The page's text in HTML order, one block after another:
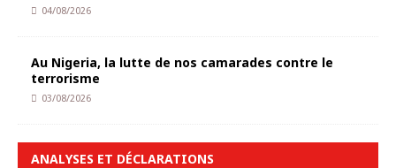
04/08/2026
Au Nigeria, la lutte de nos camarades contre le
terrorisme
03/08/2026
ANALYSES ET DÉCLARATIONS